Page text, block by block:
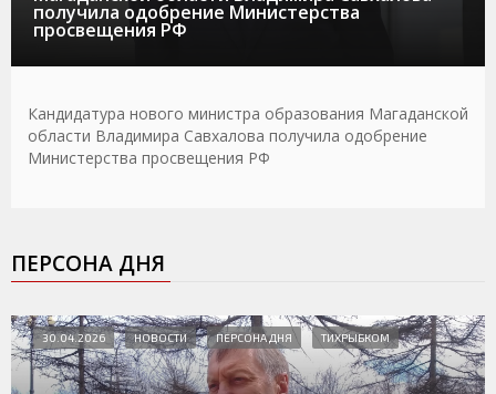
получила одобрение Министерства
просвещения РФ
Кандидатура нового министра образования Магаданской
области Владимира Савхалова получила одобрение
Министерства просвещения РФ
ПЕРСОНА ДНЯ
30.04.2026 НОВОСТИ ПЕРСОНА ДНЯ ТИХРЫБКОМ